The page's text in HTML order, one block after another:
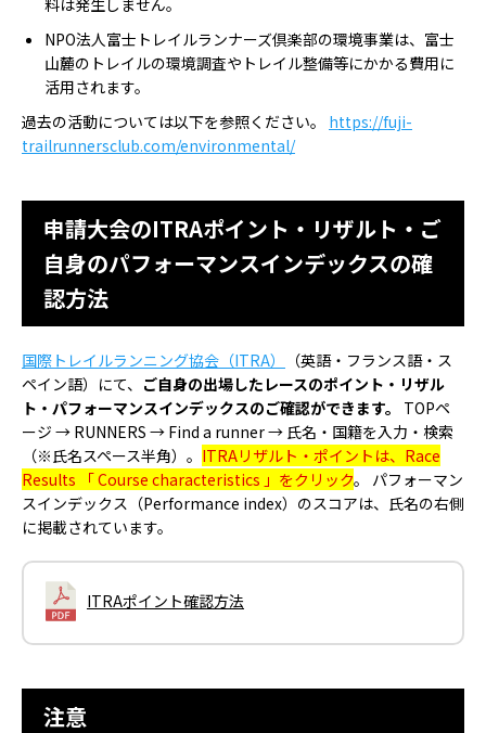
NPO法人富士トレイルランナーズ倶楽部の環境事業は、富士
山麓のトレイルの環境調査やトレイル整備等にかかる費用に
活用されます。
過去の活動については以下を参照ください。 https://fuji-
trailrunnersclub.com/environmental/
申請大会のITRAポイント・リザルト・ご
自身のパフォーマンスインデックスの確
認方法
国際トレイルランニング協会（ITRA）
（英語・フランス語・ス
ペイン語）にて、 ご自身の出場したレースのポイント・リザル
ト・パフォーマンスインデックスのご確認ができます。
TOPペ
ージ → RUNNERS → Find a runner → 氏名・国籍を入力・検索
（※氏名スペース半角）。 ITRAリザルト・ポイントは、Race
Results 「 Course characteristics 」をクリック。 パフォーマン
スインデックス（Performance index）のスコアは、氏名の右側
に掲載されています。
ITRAポイント確認方法
注意